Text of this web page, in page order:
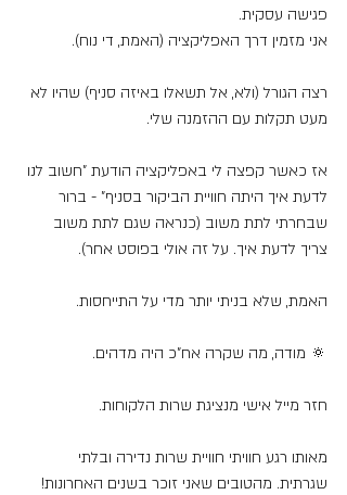
פגישה עסקית.
אני מזמין דרך האפליקציה (האמת, די נוח).
רצה הגורל (ולא, אל תשאלו באיזה סניף) שהיו לא
מעט תקלות עם ההזמנה שלי.
אז כאשר קפצה לי באפליקציה הודעת "חשוב לנו
לדעת איך היתה חוויית הביקור בסניף" - ברור
שבחרתי לתת משוב (כנראה שגם לתת משוב
צריך לדעת איך. על זה אולי בפוסט אחר).
האמת, שלא בניתי יותר מדי על התייחסות.
🔅 מודה, מה שקרה אח"כ היה מדהים.
חזר מייל אישי מנציגת שרות הלקוחות.
מאותו רגע חוויתי חוויית שרות נדירה ובלתי
שגרתית. מהטובים שאני זוכר בשנים האחרונות!